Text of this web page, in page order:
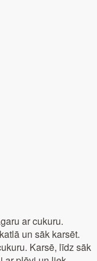
ar cukuru.
un sāk karsēt.
Karsē, līdz sāk